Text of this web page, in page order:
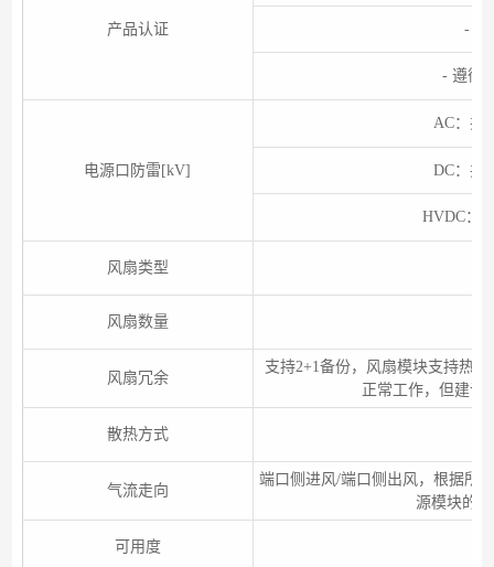
产品认证 - 遵
- 遵循
电源口防雷[kV]
AC：共
DC：共
HVDC：
风扇类型
风扇数量
风扇冗余
支持2+1备份，风扇模块支持热
正常工作，但建议
散热方式
气流走向
端口侧进风/端口侧出风，根据所
源模块的
可用度